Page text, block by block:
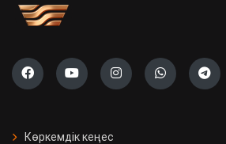
Көркемдік кеңес